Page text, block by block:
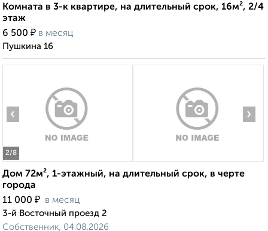
Комната в 3-к квартире, на длительный срок, 16м², 2/4
этаж
6 500 ₽ в месяц
Пушкина 16
2/8
‹ ›
Дом 72м², 1-этажный, на длительный срок, в черте
города
11 000 ₽ в месяц
3-й Восточный проезд 2
Собственник, 04.08.2026